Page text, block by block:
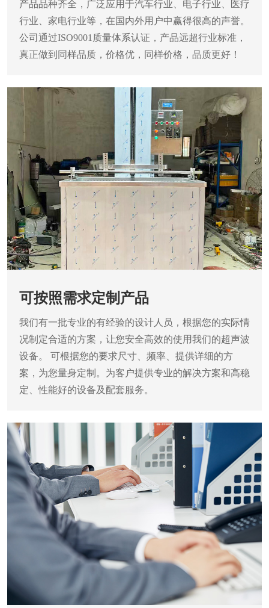
产品品种齐全，广泛应用于汽车行业、电子行业、医疗
行业、家电行业等，在国内外用户中赢得很高的声誉。
公司通过ISO9001质量体系认证，产品远超行业标准，
真正做到同样品质，价格优，同样价格，品质更好！
可按照需求定制产品
我们有一批专业的有经验的设计人员，根据您的实际情
况制定合适的方案，让您安全高效的使用我们的超声波
设备。
可根据您的要求尺寸、频率、提供详细的方
案，为您量身定制。为客户提供专业的解决方案和高稳
定、性能好的设备及配套服务。